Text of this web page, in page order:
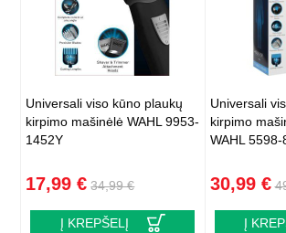
Universali viso kūno plaukų
kirpimo mašinėlė WAHL 9953-
1452Y
17,99 € 34,99 €
Į KREPŠELĮ
Universali
kirpimo
WAHL 5598-
30,99 €
Į